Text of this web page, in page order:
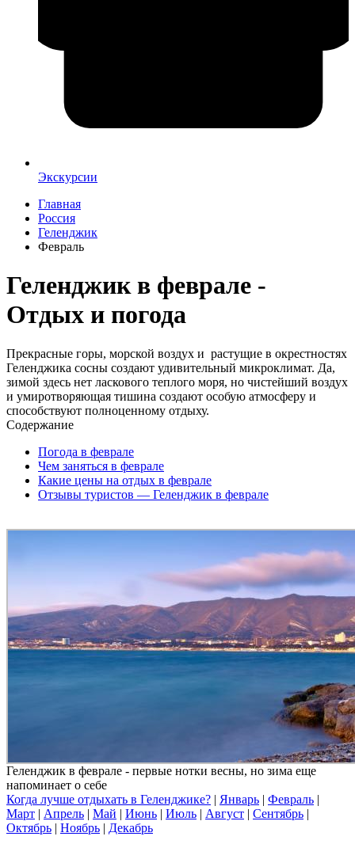
Экскурсии
Главная
Россия
Геленджик
Февраль
Геленджик в феврале -
Отдых и погода
Прекрасные горы, морской воздух и растущие в окрестностях
Геленджика сосны создают удивительный микроклимат. Да,
зимой здесь нет ласкового теплого моря, но чистейший воздух
и умиротворяющая тишина создают особую атмосферу и
способствуют полноценному отдыху.
Содержание
Погода в феврале
Чем заняться в феврале
Какие цены на отдых в феврале
Отзывы туристов — Геленджик в феврале
Геленджик в феврале - первые нотки весны, но зима еще
напоминает о себе
Когда лучше отдыхать в Геленджике? | Январь | Февраль |
Март | Апрель | Май | Июнь | Июль | Август | Сентябрь |
Октябрь | Ноябрь | Декабрь